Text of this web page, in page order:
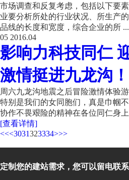
市场调查和反复考虑，包括以下要
业要分析所处的行业状况、所生产
品线的长度和宽度，综合企业的所 ...
05 2016.04
影响力科技同仁
激情挺进九龙沟！
周六九龙沟地震之后冒险激情体验
特别是我们的女同胞们，真是巾帼
协作不畏艰险的精神在各位同仁身
[查看详情]
<<<3031323334>>>
定制您的建站需求，您可以留电联